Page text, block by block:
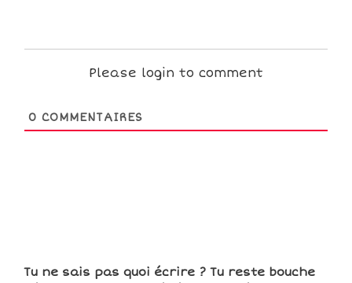
Please login to comment
0 COMMENTAIRES
Tu ne sais pas quoi écrire ? Tu reste bouche